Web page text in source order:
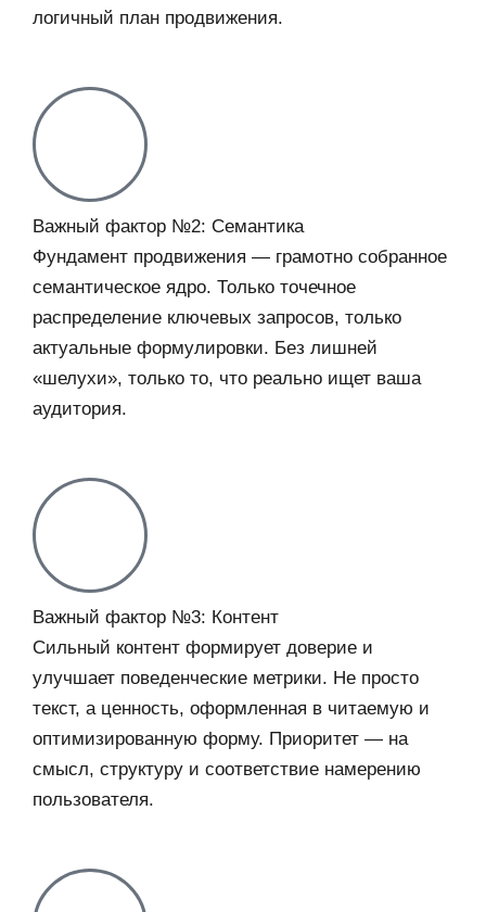
логичный план продвижения.
Важный фактор №2: Семантика
Фундамент продвижения — грамотно собранное
семантическое ядро. Только точечное
распределение ключевых запросов, только
актуальные формулировки. Без лишней
«шелухи», только то, что реально ищет ваша
аудитория.
Важный фактор №3: Контент
Сильный контент формирует доверие и
улучшает поведенческие метрики. Не просто
текст, а ценность, оформленная в читаемую и
оптимизированную форму. Приоритет — на
смысл, структуру и соответствие намерению
пользователя.